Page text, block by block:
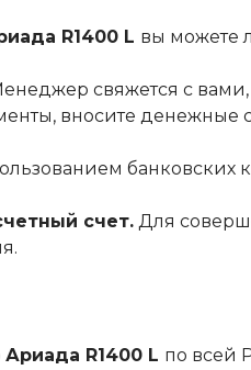
R1400 L вы можете
свяжется с
вносите денежные
банковских
счет. Для
Ариада R1400 L по всей